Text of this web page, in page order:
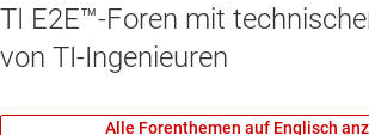
TI E2E™-Foren mit
von TI-Ingenieuren
Alle Forenthemen auf Englisch